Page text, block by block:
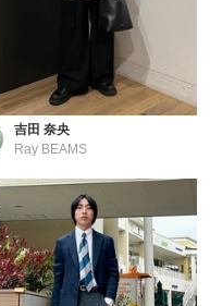
吉田 奈央
Ray BEAMS